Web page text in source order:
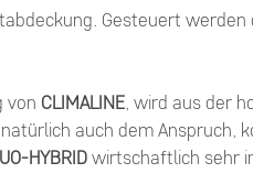
Gesteuert werden
von CLIMALINE, wird aus der
auch dem Anspruch,
HYBRIDwirtschaftlich sehr